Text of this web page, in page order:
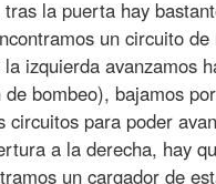
tras la puerta hay
un circuito de
izquierda avanzamos
bombeo), bajamos
circuitos para poder
a la derecha, hay
un cargador de